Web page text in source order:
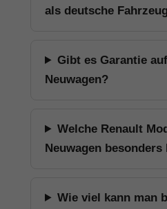
als deutsche
Gibt es Garantie
Neuwagen?
Welche Renault
Neuwagen besonders
Wie viel kann man